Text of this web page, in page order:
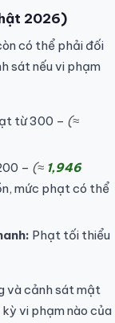
2026)
có thể phải đối
sát nếu vi phạm
từ 300 – (≈
– (≈ 1,946
mức phạt có thể
Phạt tối thiểu
và cảnh sát mật
vi phạm nào của